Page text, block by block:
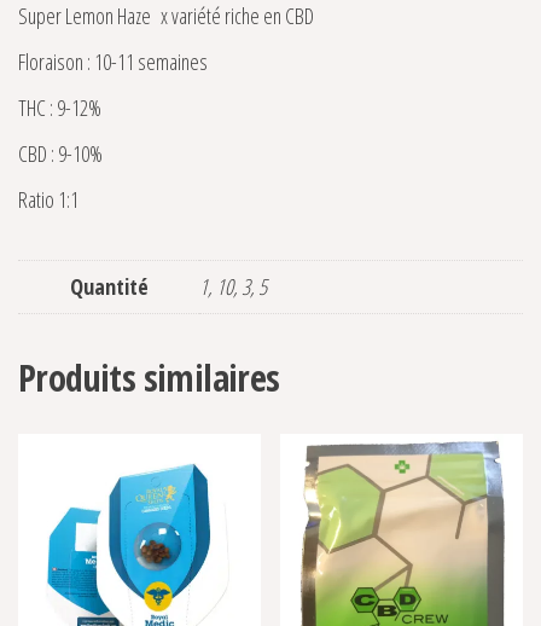
Super Lemon Haze x variété riche en CBD
Floraison : 10-11 semaines
THC : 9-12%
CBD : 9-10%
Ratio 1:1
Quantité 1, 10, 3, 5
Produits similaires